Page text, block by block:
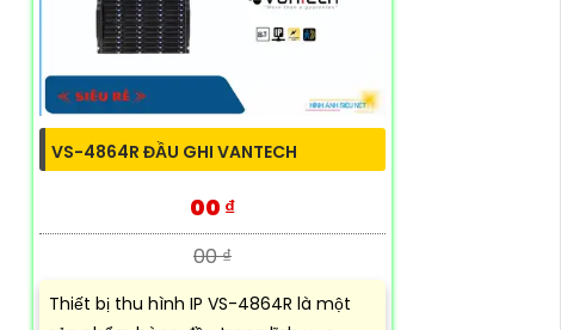
VS-4864R ĐẦU GHI VANTECH
00 ₫
00 ₫
Thiết bị thu hình IP VS-4864R là một